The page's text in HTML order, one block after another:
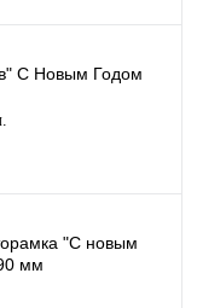
С Новым Годом
"С новым
мм